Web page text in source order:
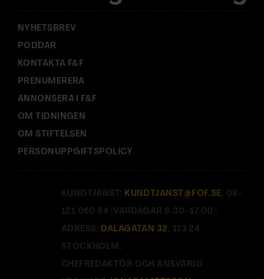
:
NYHETSBREV
PODDAR
KONTAKTA F&F
PRENUMERERA
ANNONSERA I F&F
OM TIDNINGEN
OM STIFTELSEN
PERSONUPPGIFTSPOLICY
KUNDTJÄNST: KUNDTJANST@FOF.SE , 08-
121 060 64 (VARDAGAR 8.30–17.00).
ADRESS: DALAGATAN 32 , 113 24
STOCKHOLM.
CHEFREDAKTÖR OCH ANSVARIG